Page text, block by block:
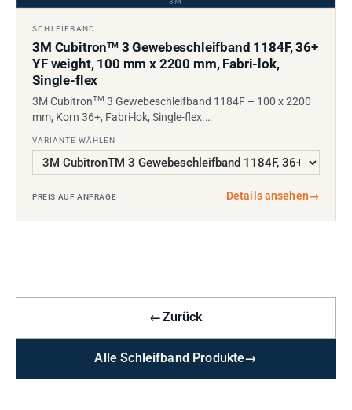
SCHLEIFBAND
3M CubitronTM3 Gewebeschleifband 1184F, 36+
YF weight, 100 mm x 2200 mm, Fabri-lok,
Single-flex
3M CubitronTM 3 Gewebeschleifband 1184F – 100 x 2200
mm, Korn 36+, Fabri-lok, Single-flex.…
VARIANTE WÄHLEN
PREIS AUF ANFRAGE Details ansehen→
←Zurück
Alle Schleifband Produkte→